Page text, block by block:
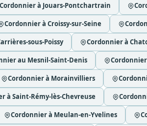
Cordonnier à Jouars-Pontchartrain
Cordonnier à Croissy-sur-Seine
sous-Poissy Cordonnier à
au Mesnil-Saint-Denis
Cordonnier à Morainvilliers
à Saint-Rémy-lès-Chevreuse
Cordonnier à Meulan-en-Yvelines